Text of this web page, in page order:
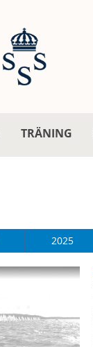
TRÄNING
2025